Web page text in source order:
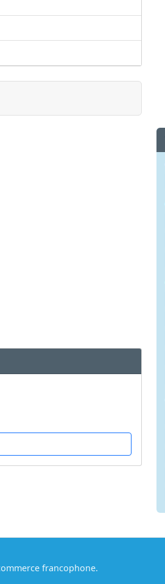
francophone.